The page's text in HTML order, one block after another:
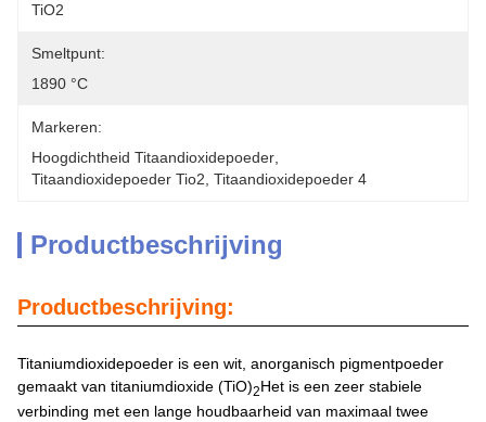
TiO2
Smeltpunt:
1890 °C
Markeren:
Hoogdichtheid Titaandioxidepoeder
Titaandioxidepoeder Tio2 Titaandioxidepoeder 4
Productbeschrijving
Productbeschrijving:
Titaniumdioxidepoeder is een wit, anorganisch pigmentpoeder
gemaakt van titaniumdioxide (TiO)2Het is een zeer stabiele
verbinding met een lange houdbaarheid van maximaal twee